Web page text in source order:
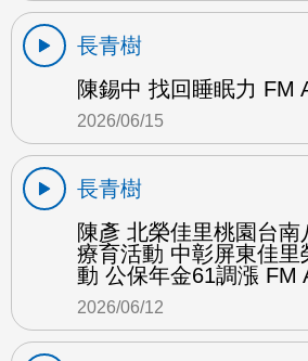
長青樹
陳錫中 找回睡眠力 FM
2026/06/15
長青樹
陳彥 北榮佳里桃園台
療育活動 中彰屏東佳里
動 公保年金61調漲 FM
2026/06/12